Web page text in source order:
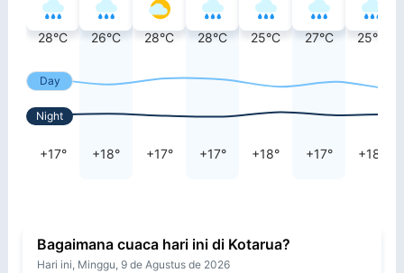
28°C
+17°
26°C
+18°
28°C
+17°
28°C
+17°
25°C
+18°
27°C
+17°
25°C
+18°
Day
Night
Bagaimana cuaca hari ini di Kotarua?
Hari ini, Minggu, 9 de Agustus de 2026